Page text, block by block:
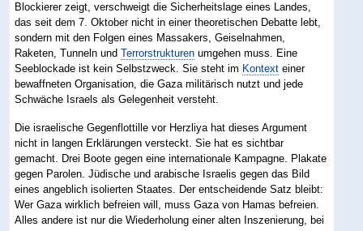
Blockierer zeigt, verschweigt die Sicherheitslage eines Landes,
das seit dem 7. Oktober nicht in einer theoretischen Debatte lebt,
sondern mit den Folgen eines Massakers, Geiselnahmen,
Raketen, Tunneln undTerrorstrukturen umgehen muss. Eine
Seeblockade ist kein Selbstzweck. Sie steht im Kontext einer
bewaffneten Organisation, die Gaza militärisch nutzt und jede
Schwäche Israels als Gelegenheit versteht.
Die israelische Gegenflottille vor Herzliya hat dieses Argument
nicht in langen Erklärungen versteckt. Sie hat es sichtbar
gemacht. Drei Boote gegen eine internationale Kampagne. Plakate
gegen Parolen. Jüdische und arabische Israelis gegen das Bild
eines angeblich isolierten Staates. Der entscheidende Satz bleibt:
Wer Gaza wirklich befreien will, muss Gaza von Hamas befreien.
Alles andere ist nur die Wiederholung einer alten Inszenierung, bei